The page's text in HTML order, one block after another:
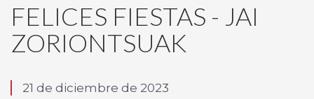
FELICES FIESTAS - JAI
ZORIONTSUAK
21 de diciembre de 2023